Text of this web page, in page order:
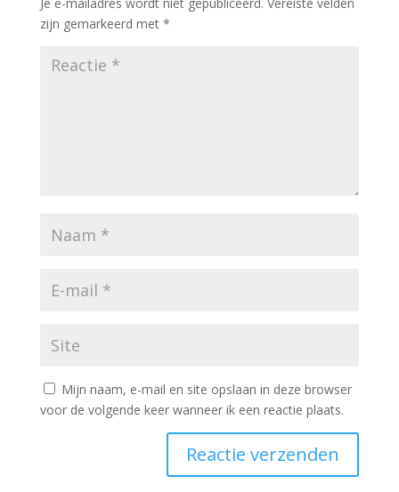
zijn gemarkeerd met *
Mijn naam, e-mail en site opslaan in deze browser
voor de volgende keer wanneer ik een reactie plaats.